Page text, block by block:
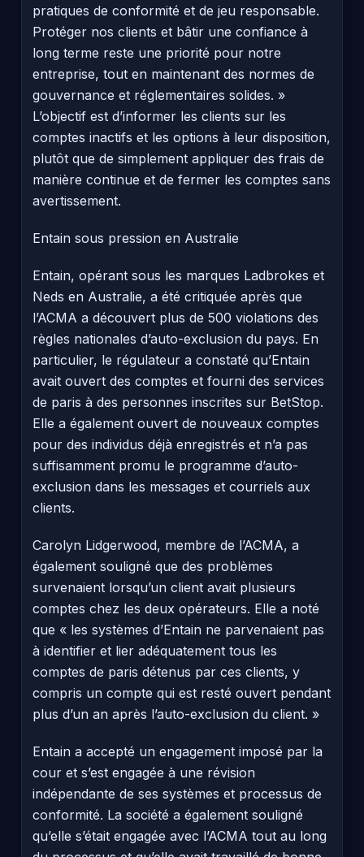
pratiques de conformité et de jeu responsable.
Protéger nos clients et bâtir une confiance à
long terme reste une priorité pour notre
entreprise, tout en maintenant des normes de
gouvernance et réglementaires solides. »
L’objectif est d’informer les clients sur les
comptes inactifs et les options à leur disposition,
plutôt que de simplement appliquer des frais de
manière continue et de fermer les comptes sans
avertissement.
Entain sous pression en Australie
Entain, opérant sous les marques Ladbrokes et
Neds en Australie, a été critiquée après que
l’ACMA a découvert plus de 500 violations des
règles nationales d’auto-exclusion du pays. En
particulier, le régulateur a constaté qu’Entain
avait ouvert des comptes et fourni des services
de paris à des personnes inscrites sur BetStop.
Elle a également ouvert de nouveaux comptes
pour des individus déjà enregistrés et n’a pas
suffisamment promu le programme d’auto-
exclusion dans les messages et courriels aux
clients.
Carolyn Lidgerwood, membre de l’ACMA, a
également souligné que des problèmes
survenaient lorsqu’un client avait plusieurs
comptes chez les deux opérateurs. Elle a noté
que « les systèmes d’Entain ne parvenaient pas
à identifier et lier adéquatement tous les
comptes de paris détenus par ces clients, y
compris un compte qui est resté ouvert pendant
plus d’un an après l’auto-exclusion du client. »
Entain a accepté un engagement imposé par la
cour et s’est engagée à une révision
indépendante de ses systèmes et processus de
conformité. La société a également souligné
qu’elle s’était engagée avec l’ACMA tout au long